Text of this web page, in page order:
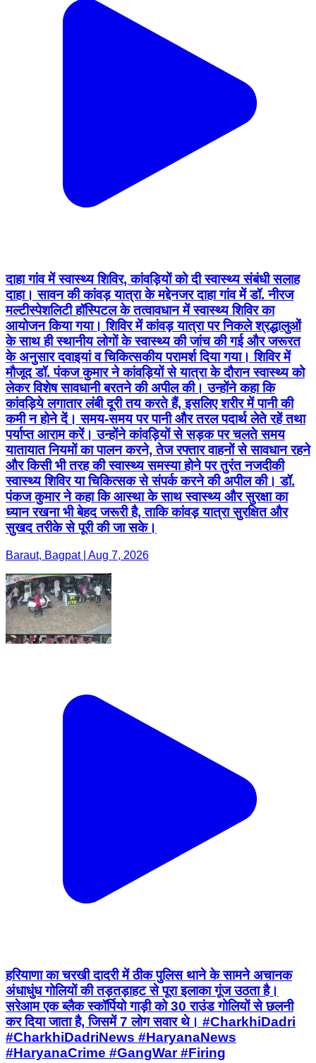
दाहा गांव में स्वास्थ्य शिविर, कांवड़ियों को दी स्वास्थ्य संबंधी सलाह
दाहा। सावन की कांवड़ यात्रा के मद्देनजर दाहा गांव में डॉ. नीरज
मल्टीस्पेशलिटी हॉस्पिटल के तत्वावधान में स्वास्थ्य शिविर का
आयोजन किया गया। शिविर में कांवड़ यात्रा पर निकले श्रद्धालुओं
के साथ ही स्थानीय लोगों के स्वास्थ्य की जांच की गई और जरूरत
के अनुसार दवाइयां व चिकित्सकीय परामर्श दिया गया। शिविर में
मौजूद डॉ. पंकज कुमार ने कांवड़ियों से यात्रा के दौरान स्वास्थ्य को
लेकर विशेष सावधानी बरतने की अपील की। उन्होंने कहा कि
कांवड़िये लगातार लंबी दूरी तय करते हैं, इसलिए शरीर में पानी की
कमी न होने दें। समय-समय पर पानी और तरल पदार्थ लेते रहें तथा
पर्याप्त आराम करें। उन्होंने कांवड़ियों से सड़क पर चलते समय
यातायात नियमों का पालन करने, तेज रफ्तार वाहनों से सावधान रहने
और किसी भी तरह की स्वास्थ्य समस्या होने पर तुरंत नजदीकी
स्वास्थ्य शिविर या चिकित्सक से संपर्क करने की अपील की। डॉ.
पंकज कुमार ने कहा कि आस्था के साथ स्वास्थ्य और सुरक्षा का
ध्यान रखना भी बेहद जरूरी है, ताकि कांवड़ यात्रा सुरक्षित और
सुखद तरीके से पूरी की जा सके।
Baraut, Bagpat | Aug 7, 2026
हरियाणा का चरखी दादरी में ठीक पुलिस थाने के सामने अचानक
अंधाधुंध गोलियों की तड़तड़ाहट से पूरा इलाका गूंज उठता है।
सरेआम एक ब्लैक स्कॉर्पियो गाड़ी को 30 राउंड गोलियों से छलनी
कर दिया जाता है, जिसमें 7 लोग सवार थे। #CharkhiDadri
#CharkhiDadriNews #HaryanaNews
#HaryanaCrime #GangWar #Firing